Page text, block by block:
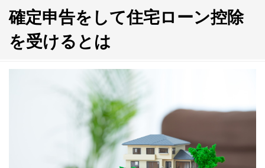
確定申告をして住宅ローン控除
を受けるとは